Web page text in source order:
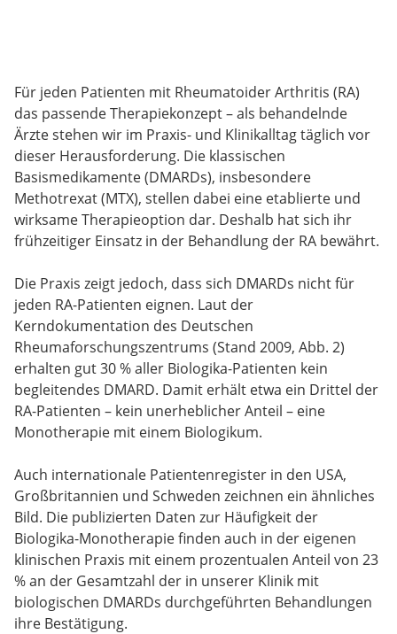
Für jeden Patienten mit Rheumatoider Arthritis (RA)
das passende Therapiekonzept – als behandelnde
Ärzte stehen wir im Praxis- und Klinikalltag täglich vor
dieser Herausforderung. Die klassischen
Basismedikamente (DMARDs), insbesondere
Methotrexat (MTX), stellen dabei eine etablierte und
wirksame Therapieoption dar. Deshalb hat sich ihr
frühzeitiger Einsatz in der Behandlung der RA bewährt.
Die Praxis zeigt jedoch, dass sich DMARDs nicht für
jeden RA-Patienten eignen. Laut der
Kerndokumentation des Deutschen
Rheumaforschungszentrums (Stand 2009, Abb. 2)
erhalten gut 30 % aller Biologika-Patienten kein
begleitendes DMARD. Damit erhält etwa ein Drittel der
RA-Patienten – kein unerheblicher Anteil – eine
Monotherapie mit einem Biologikum.
Auch internationale Patientenregister in den USA,
Großbritannien und Schweden zeichnen ein ähnliches
Bild. Die publizierten Daten zur Häufigkeit der
Biologika-Monotherapie finden auch in der eigenen
klinischen Praxis mit einem prozentualen Anteil von 23
% an der Gesamtzahl der in unserer Klinik mit
biologischen DMARDs durchgeführten Behandlungen
ihre Bestätigung.